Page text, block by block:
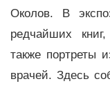
Околов. В
редчайших
также портреты
врачей. Здесь